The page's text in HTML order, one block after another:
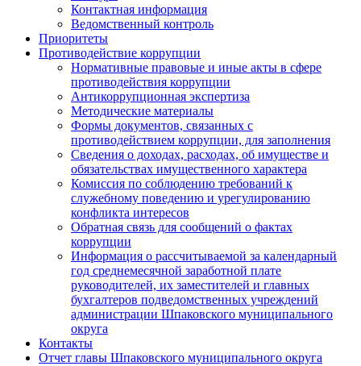
Контактная информация
Ведомственный контроль
Приоритеты
Противодействие коррупции
Нормативные правовые и иные акты в сфере
противодействия коррупции
Антикоррупционная экспертиза
Методические материалы
Формы документов, связанных с
противодействием коррупции, для заполнения
Сведения о доходах, расходах, об имуществе и
обязательствах имущественного характера
Комиссия по соблюдению требований к
служебному поведению и урегулированию
конфликта интересов
Обратная связь для сообщений о фактах
коррупции
Информация о рассчитываемой за календарный
год среднемесячной заработной плате
руководителей, их заместителей и главных
бухгалтеров подведомственных учреждений
администрации Шпаковского муниципального
округа
Контакты
Отчет главы Шпаковского муниципального округа